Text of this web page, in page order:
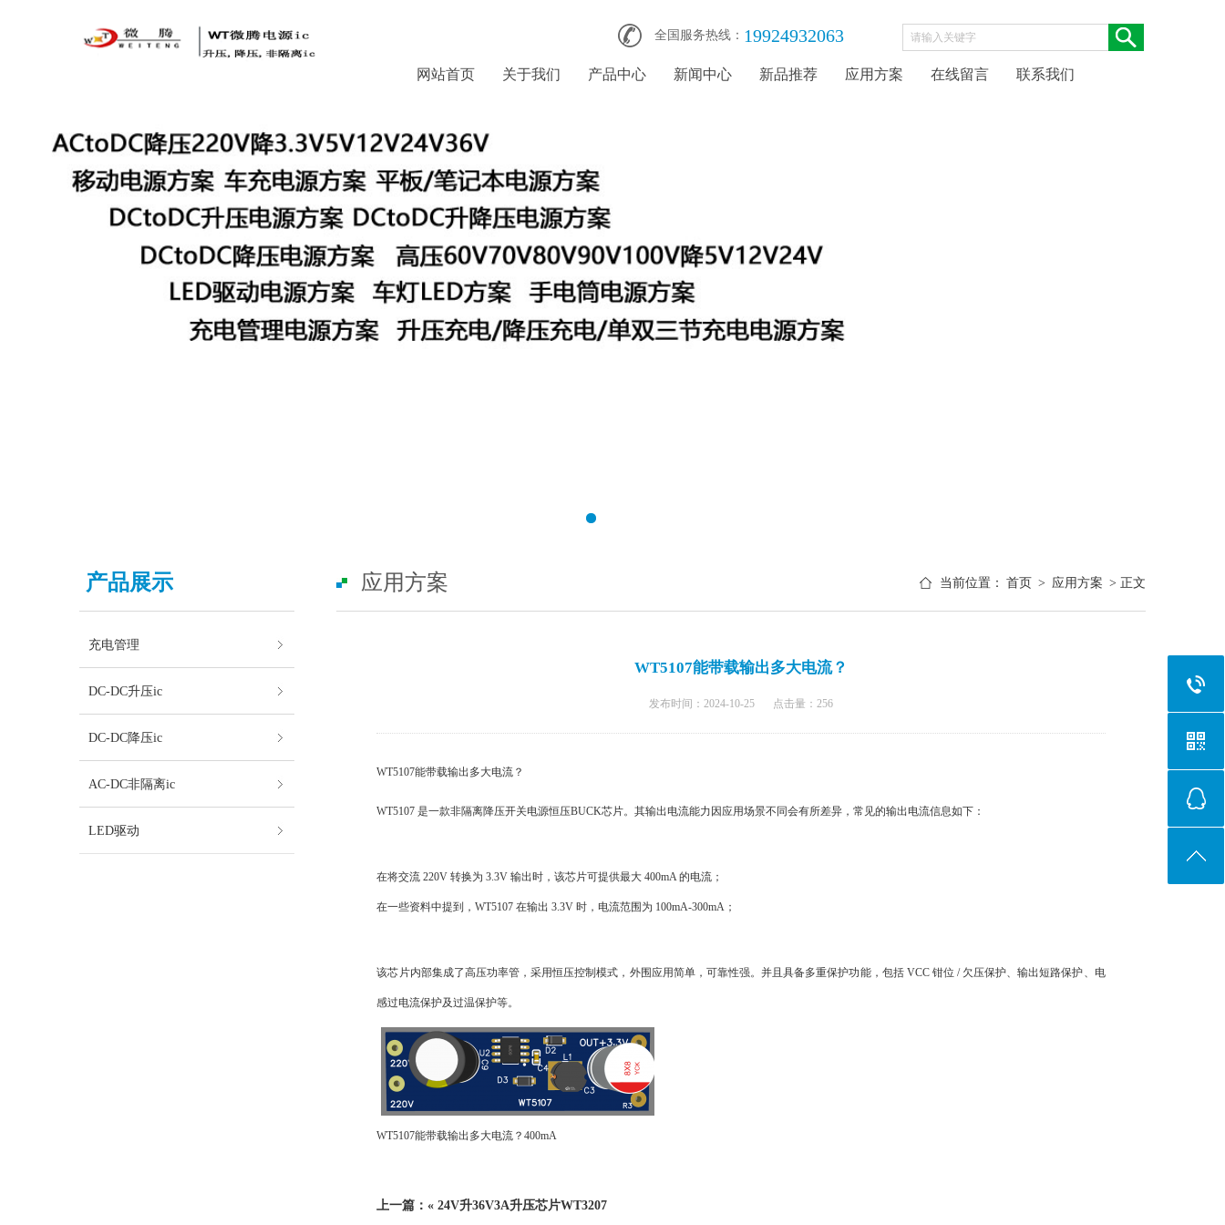
全国服务热线： 19924932063
网站首页 关于我们 产品中心 新闻中心 新品推荐 应用方案 在线留言 联系我们
产品展示
充电管理
DC-DC升压ic
DC-DC降压ic
AC-DC非隔离ic
LED驱动
当前位置： 首页 > 应用方案 > 正文
应用方案
WT5107能带载输出多大电流？
发布时间：2024-10-25 点击量： 256
WT5107能带载输出多大电流？
WT5107 是一款非隔离降压开关电源恒压BUCK芯片。其输出电流能力因应用场景不同会有所差异，常见的输出电流信息如下：
在将交流 220V 转换为 3.3V 输出时，该芯片可提供最大 400mA 的电流；
在一些资料中提到，WT5107 在输出 3.3V 时，电流范围为 100mA-300mA；
该芯片内部集成了高压功率管，采用恒压控制模式，外围应用简单，可靠性强。并且具备多重保护功能，包括 VCC 钳位 / 欠压保护、输出短路保护、电
感过电流保护及过温保护等。
WT5107能带载输出多大电流？400mA
上一篇：«24V升36V3A升压芯片WT3207